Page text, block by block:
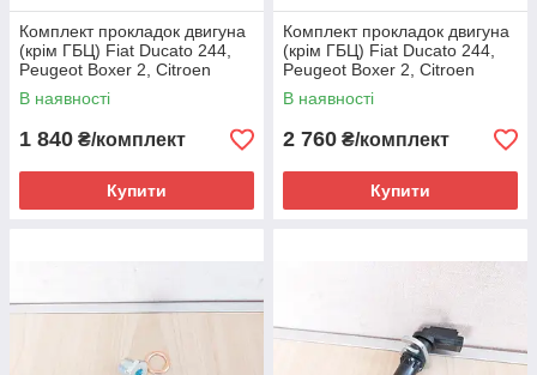
Комплект прокладок двигуна
(крім ГБЦ) Fiat Ducato 244,
Peugeot Boxer 2, Citroen
Jumper 2 (2002-2006) 2.0/2.2,
9569752880
В наявності
1 840 ₴/комплект
Купити
Комплект прокладок двигуна
(крім ГБЦ) Fiat Ducato 244,
Peugeot Boxer 2, Citroen
Jumper 2 (2002-2006) 2.8,
71718012, 71728339
В наявності
2 760 ₴/комплект
Купити